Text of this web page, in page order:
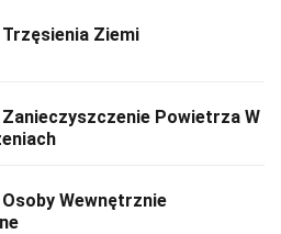
Trzęsienia Ziemi
Zanieczyszczenie Powietrza W
Wewnętrznie